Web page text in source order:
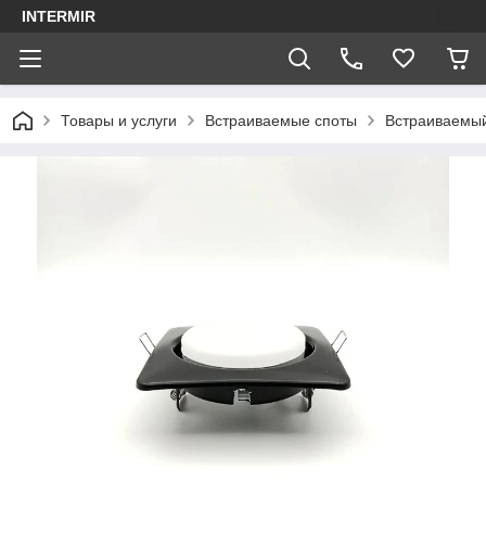
INTERMIR
Товары и услуги Встраиваемые споты